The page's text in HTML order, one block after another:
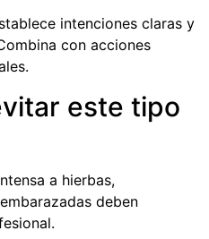
intenciones claras y
con acciones
este tipo
a hierbas,
deben